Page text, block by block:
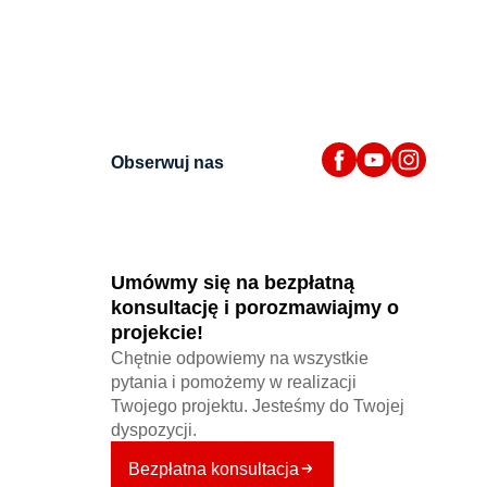
Obserwuj nas
Umówmy się na bezpłatną
konsultację i porozmawiajmy o
projekcie!
Chętnie odpowiemy na wszystkie
pytania i pomożemy w realizacji
Twojego projektu. Jesteśmy do Twojej
dyspozycji.
Bezpłatna konsultacja